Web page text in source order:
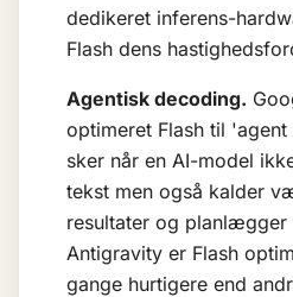
dedikeret inferens-
Flash dens
Agentisk decoding.
optimeret Flash til
sker når en AI-model
tekst men også kalder
resultater og
Antigravity er Flash
gange hurtigere end